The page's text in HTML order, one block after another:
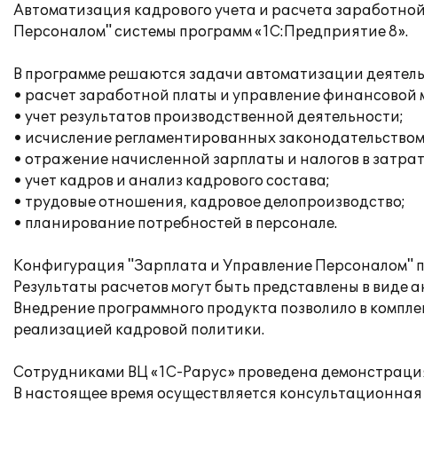
Автоматизация кадрового учета и расчета
Персоналом" системы программ «1С:Предприятие 8».
В программе решаются задачи автоматизации
• расчет заработной платы и управление
• учет результатов производственной деятельности;
• исчисление регламентированных
• отражение начисленной зарплаты и налогов в
• учет кадров и анализ кадрового состава;
• трудовые отношения, кадровое делопроизводство;
• планирование потребностей в персонале.
Конфигурация "Зарплата и Управление Персоналом"
Результаты расчетов могут быть представлены в
Внедрение программного продукта позволило в
реализацией кадровой политики.
Сотрудниками ВЦ «1С-Рарус» проведена
В настоящее время осуществляется